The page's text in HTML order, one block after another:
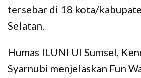
tersebar di 18 kota/
Selatan.
Humas ILUNI UI Sumsel,
Syarnubi menjelaskan Fun